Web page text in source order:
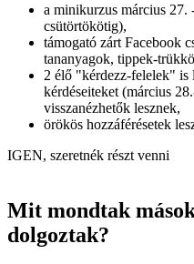
a minikurzus március 27.
csütörtökötig),
támogató zárt Facebook
tananyagok, tippek-
2 élő "kérdezz-felelek" is
kérdéseiteket (március
visszanézhetők lesznek,
örökös hozzáférésetek
IGEN, szeretnék részt venni
Mit mondtak
dolgoztak?